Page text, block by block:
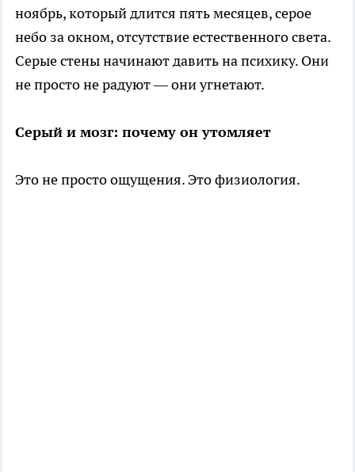
ноябрь, который длится пять месяцев, серое
небо за окном, отсутствие естественного света.
Серые стены начинают давить на психику. Они
не просто не радуют — они угнетают.
Серый и мозг: почему он утомляет
Это не просто ощущения. Это физиология.